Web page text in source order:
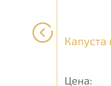
Капуста
Цена: